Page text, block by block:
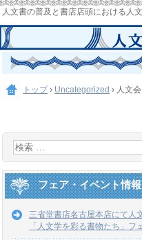
人文書の普及と書店店頭における人
トップ › Uncategorized › 人文
フェア・イベント情報
三省堂書店名古屋本店にて人
「人文学を彩る書物たち」フ